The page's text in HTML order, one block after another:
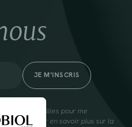
recueillies pour me
et offres. Pour en savoir plus sur la